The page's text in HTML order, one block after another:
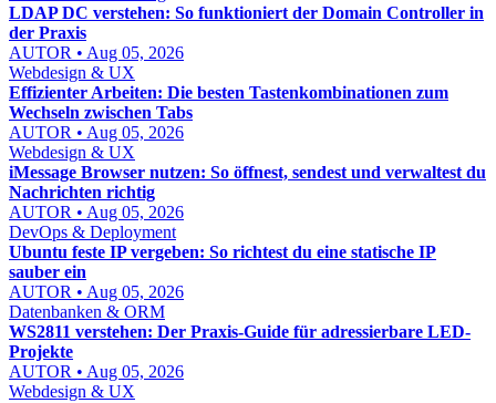
LDAP DC verstehen: So funktioniert der Domain Controller in
der Praxis
AUTOR • Aug 05, 2026
Webdesign & UX
Effizienter Arbeiten: Die besten Tastenkombinationen zum
Wechseln zwischen Tabs
AUTOR • Aug 05, 2026
Webdesign & UX
iMessage Browser nutzen: So öffnest, sendest und verwaltest du
Nachrichten richtig
AUTOR • Aug 05, 2026
DevOps & Deployment
Ubuntu feste IP vergeben: So richtest du eine statische IP
sauber ein
AUTOR • Aug 05, 2026
Datenbanken & ORM
WS2811 verstehen: Der Praxis-Guide für adressierbare LED-
Projekte
AUTOR • Aug 05, 2026
Webdesign & UX